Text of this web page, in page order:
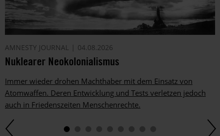
AMNESTY JOURNAL 04.08.2026
Nuklearer Neokolonialismus
Immer wieder drohen Machthaber mit dem Einsatz von
Atomwaffen. Deren Entwicklung und Tests verletzen jedoch
auch in Friedenszeiten Menschenrechte.